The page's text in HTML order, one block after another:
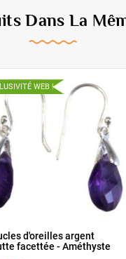
Dans La
WEB !
d'oreilles argent
facettée - Améthyste